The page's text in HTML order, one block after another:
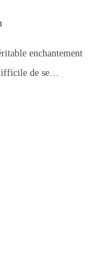
enchantement
de se…